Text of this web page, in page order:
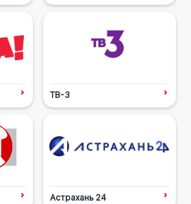
ТВ-3
Астрахань 24